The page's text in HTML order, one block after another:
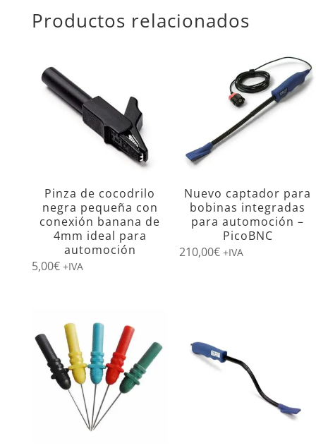
Productos relacionados
Pinza de cocodrilo
negra pequeña con
conexión banana de
4mm ideal para
automoción
5,00€ +IVA
Nuevo captador para
bobinas integradas
para automoción –
PicoBNC
210,00€ +IVA